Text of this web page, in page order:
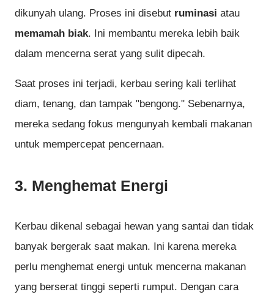
dikunyah ulang. Proses ini disebut ruminasi atau
memamah biak. Ini membantu mereka lebih baik
dalam mencerna serat yang sulit dipecah.
Saat proses ini terjadi, kerbau sering kali terlihat
diam, tenang, dan tampak "bengong." Sebenarnya,
mereka sedang fokus mengunyah kembali makanan
untuk mempercepat pencernaan.
3. Menghemat Energi
Kerbau dikenal sebagai hewan yang santai dan tidak
banyak bergerak saat makan. Ini karena mereka
perlu menghemat energi untuk mencerna makanan
yang berserat tinggi seperti rumput. Dengan cara